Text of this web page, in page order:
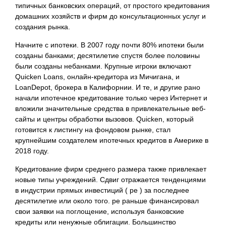
типичных банковских операций, от простого кредитования
домашних хозяйств и фирм до консультационных услуг и
создания рынка.
Начните с ипотеки. В 2007 году почти 80% ипотеки были
созданы банками; десятилетие спустя более половины
были созданы небанками. Крупные игроки включают
Quicken Loans, онлайн-кредитора из Мичигана, и
LoanDepot, брокера в Калифорнии. И те, и другие рано
начали ипотечное кредитование только через Интернет и
вложили значительные средства в привлекательные веб-
сайты и центры обработки вызовов. Quicken, который
готовится к листингу на фондовом рынке, стал
крупнейшим создателем ипотечных кредитов в Америке в
2018 году.
Кредитование фирм среднего размера также привлекает
новые типы учреждений. Сдвиг отражается тенденциями
в индустрии прямых инвестиций ( pe ) за последнее
десятилетие или около того. pe раньше финансировал
свои заявки на поглощение, используя банковские
кредиты или ненужные облигации. Большинство